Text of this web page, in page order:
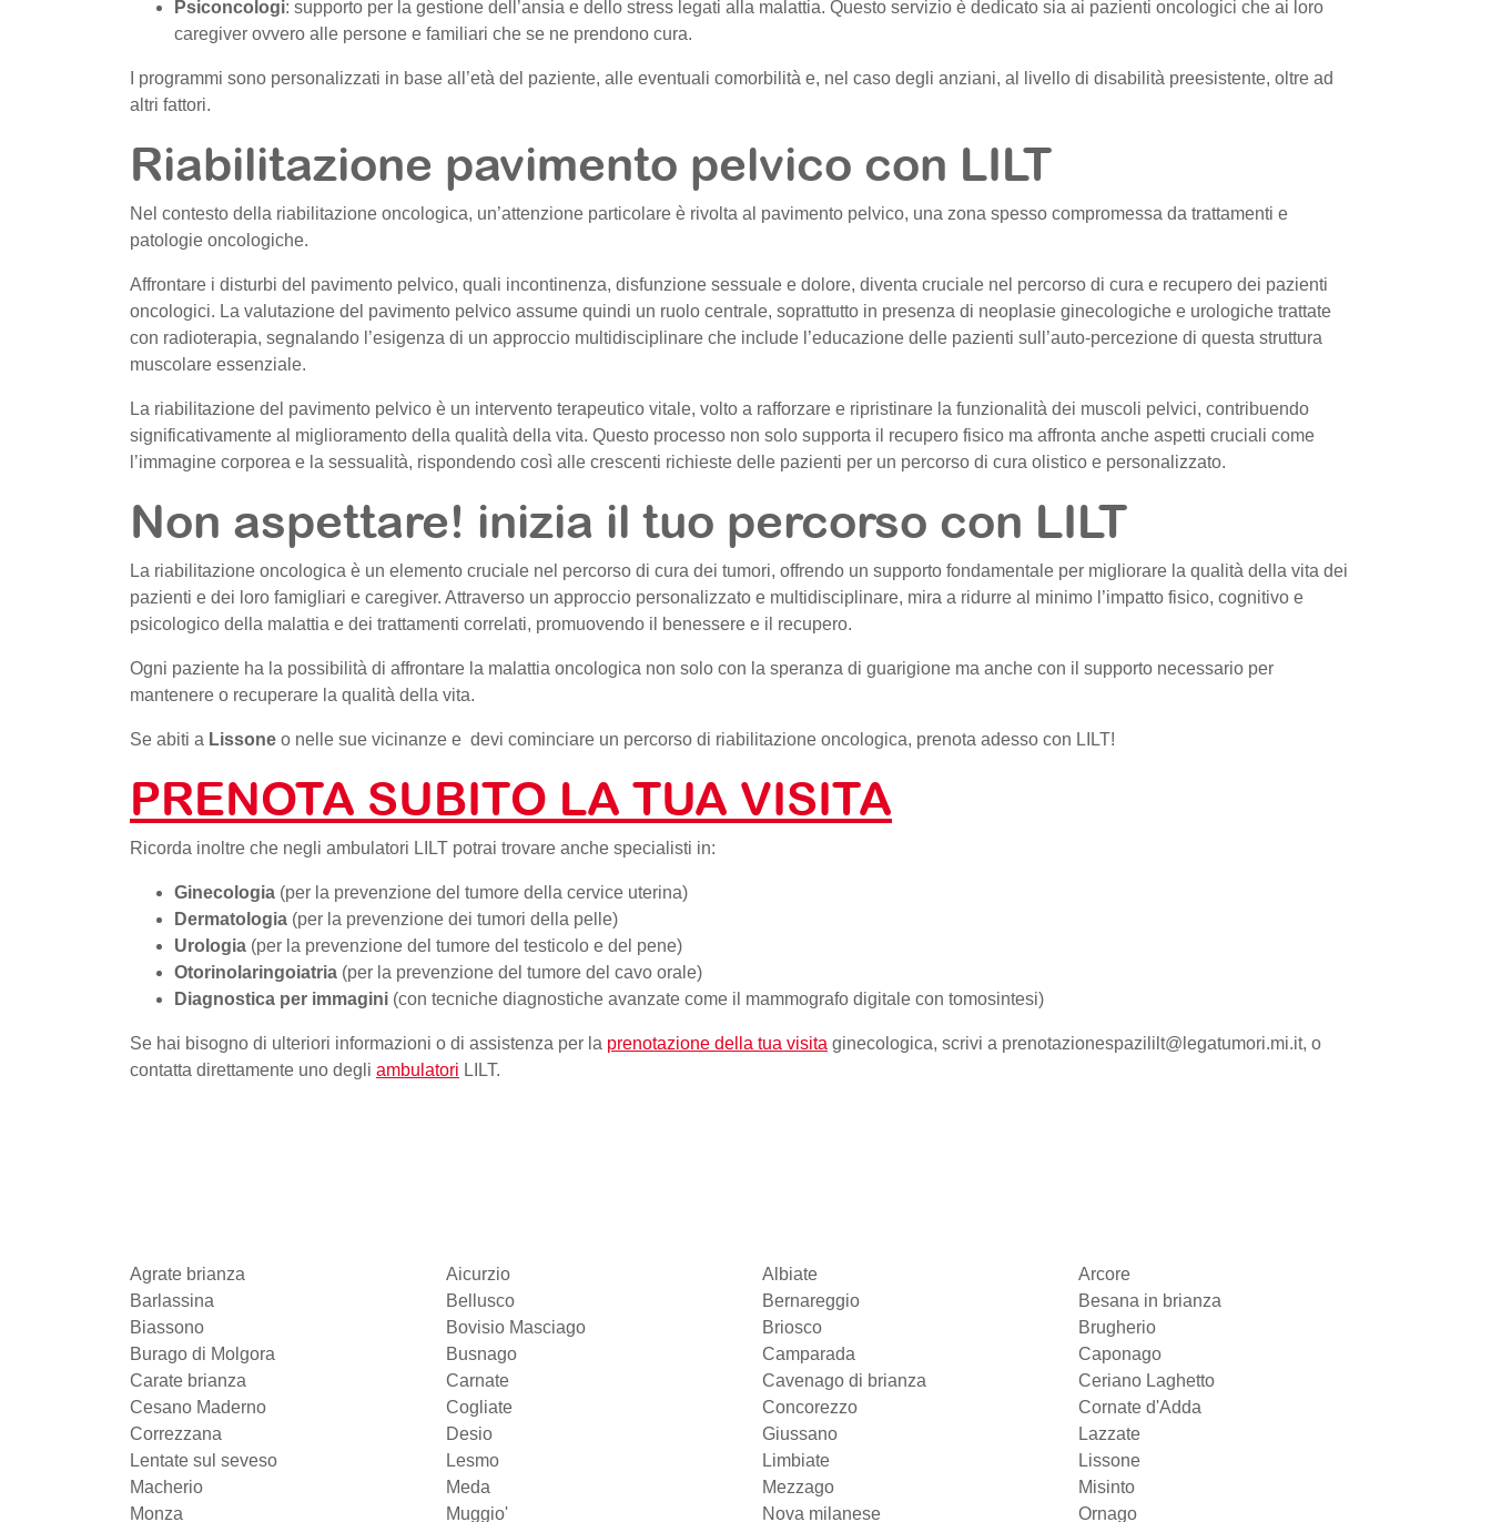
Psiconcologi: supporto per la gestione dell’ansia e dello stress legati alla malattia. Questo servizio è dedicato sia ai pazienti oncologici che ai loro
caregiver ovvero alle persone e familiari che se ne prendono cura.
I programmi sono personalizzati in base all’età del paziente, alle eventuali comorbilità e, nel caso degli anziani, al livello di disabilità preesistente, oltre ad
altri fattori.
Riabilitazione pavimento pelvico con LILT
Nel contesto della riabilitazione oncologica, un’attenzione particolare è rivolta al pavimento pelvico, una zona spesso compromessa da trattamenti e
patologie oncologiche.
Affrontare i disturbi del pavimento pelvico, quali incontinenza, disfunzione sessuale e dolore, diventa cruciale nel percorso di cura e recupero dei pazienti
oncologici. La valutazione del pavimento pelvico assume quindi un ruolo centrale, soprattutto in presenza di neoplasie ginecologiche e urologiche trattate
con radioterapia, segnalando l’esigenza di un approccio multidisciplinare che include l’educazione delle pazienti sull’auto-percezione di questa struttura
muscolare essenziale.
La riabilitazione del pavimento pelvico è un intervento terapeutico vitale, volto a rafforzare e ripristinare la funzionalità dei muscoli pelvici, contribuendo
significativamente al miglioramento della qualità della vita. Questo processo non solo supporta il recupero fisico ma affronta anche aspetti cruciali come
l’immagine corporea e la sessualità, rispondendo così alle crescenti richieste delle pazienti per un percorso di cura olistico e personalizzato.
Non aspettare! inizia il tuo percorso con LILT
La riabilitazione oncologica è un elemento cruciale nel percorso di cura dei tumori, offrendo un supporto fondamentale per migliorare la qualità della vita dei
pazienti e dei loro famigliari e caregiver. Attraverso un approccio personalizzato e multidisciplinare, mira a ridurre al minimo l’impatto fisico, cognitivo e
psicologico della malattia e dei trattamenti correlati, promuovendo il benessere e il recupero.
Ogni paziente ha la possibilità di affrontare la malattia oncologica non solo con la speranza di guarigione ma anche con il supporto necessario per
mantenere o recuperare la qualità della vita.
Se abiti a Lissone o nelle sue vicinanze e devi cominciare un percorso di riabilitazione oncologica, prenota adesso con LILT!
PRENOTA SUBITO LA TUA VISITA
Ricorda inoltre che negli ambulatori LILT potrai trovare anche specialisti in:
Ginecologia (per la prevenzione del tumore della cervice uterina)
Dermatologia (per la prevenzione dei tumori della pelle)
Urologia (per la prevenzione del tumore del testicolo e del pene)
Otorinolaringoiatria (per la prevenzione del tumore del cavo orale)
Diagnostica per immagini (con tecniche diagnostiche avanzate come il mammografo digitale con tomosintesi)
Se hai bisogno di ulteriori informazioni o di assistenza per la prenotazione della tua visita ginecologica, scrivi a prenotazionespazililt@legatumori.mi.it, o
contatta direttamente uno degli ambulatori LILT.
Agrate brianza Aicurzio Albiate
Arcore
Barlassina
Bellusco Bernareggio
Besana in brianza
Biassono
Bovisio Masciago Briosco
Brugherio
Burago di Molgora
Busnago Camparada
Caponago
Carate brianza
Carnate Cavenago di brianza
Ceriano Laghetto
Cesano Maderno
Cogliate Concorezzo
Cornate d'Adda
Correzzana
Desio Giussano
Lazzate
Lentate sul seveso
Lesmo Limbiate
Lissone
Macherio
Meda Mezzago
Misinto
Monza
Muggio' Nova milanese Ornago